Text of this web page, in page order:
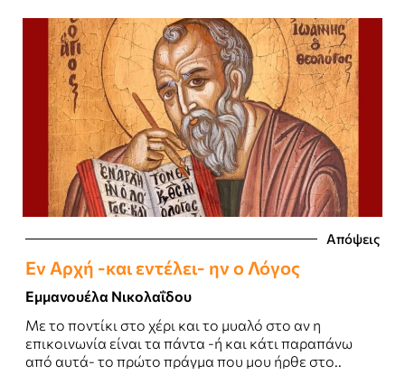
Απόψεις
Εν Αρχή -και εντέλει- ην ο Λόγος
Εμμανουέλα Νικολαΐδου
Με το ποντίκι στο χέρι και το μυαλό στο αν η
επικοινωνία είναι τα πάντα -ή και κάτι παραπάνω
από αυτά- το πρώτο πράγμα που μου ήρθε στο..